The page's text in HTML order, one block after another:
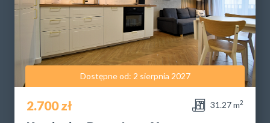
Dostępne od: 2 sierpnia 2027
2.700 zł 31.27 m2